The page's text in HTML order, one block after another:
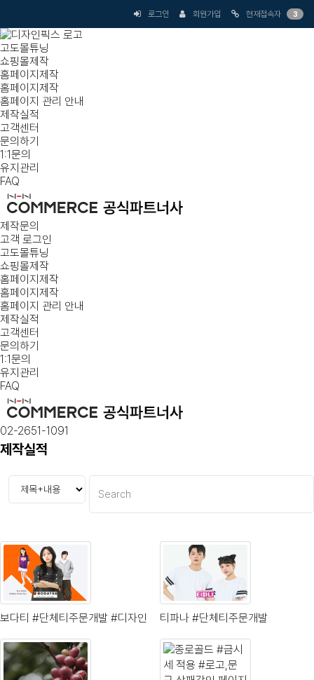
로그인 회원가입 현재접속자 3
고도몰튜닝
쇼핑몰제작
홈페이지제작
홈페이지제작
홈페이지 관리 안내
제작실적
고객센터
문의하기
1:1문의
유지관리
FAQ
제작문의
고객 로그인
고도몰튜닝
쇼핑몰제작
홈페이지제작
홈페이지제작
홈페이지 관리 안내
제작실적
고객센터
문의하기
1:1문의
유지관리
FAQ
02-2651-1091
제작실적
보다티 #단체티주문개발 #디자인 티파나 #단체티주문개발